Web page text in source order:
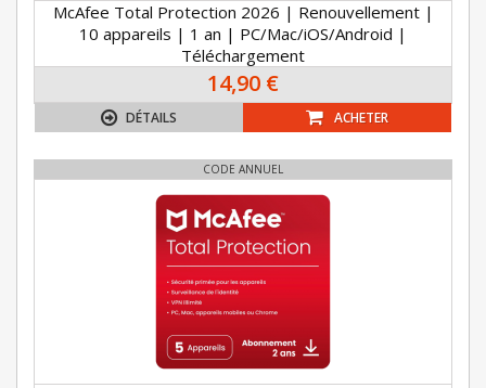
McAfee Total Protection 2026 | Renouvellement |
10 appareils | 1 an | PC/Mac/iOS/Android |
Téléchargement
14,90 €
DÉTAILS ACHETER
CODE ANNUEL